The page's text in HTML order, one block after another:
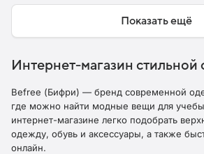
Показать ещё
Интернет-магазин
Befree (Бифри) — бренд современной
где можно найти модные вещи для
интернет-магазине легко подобрать
одежду, обувь и аксессуары, а также
онлайн.